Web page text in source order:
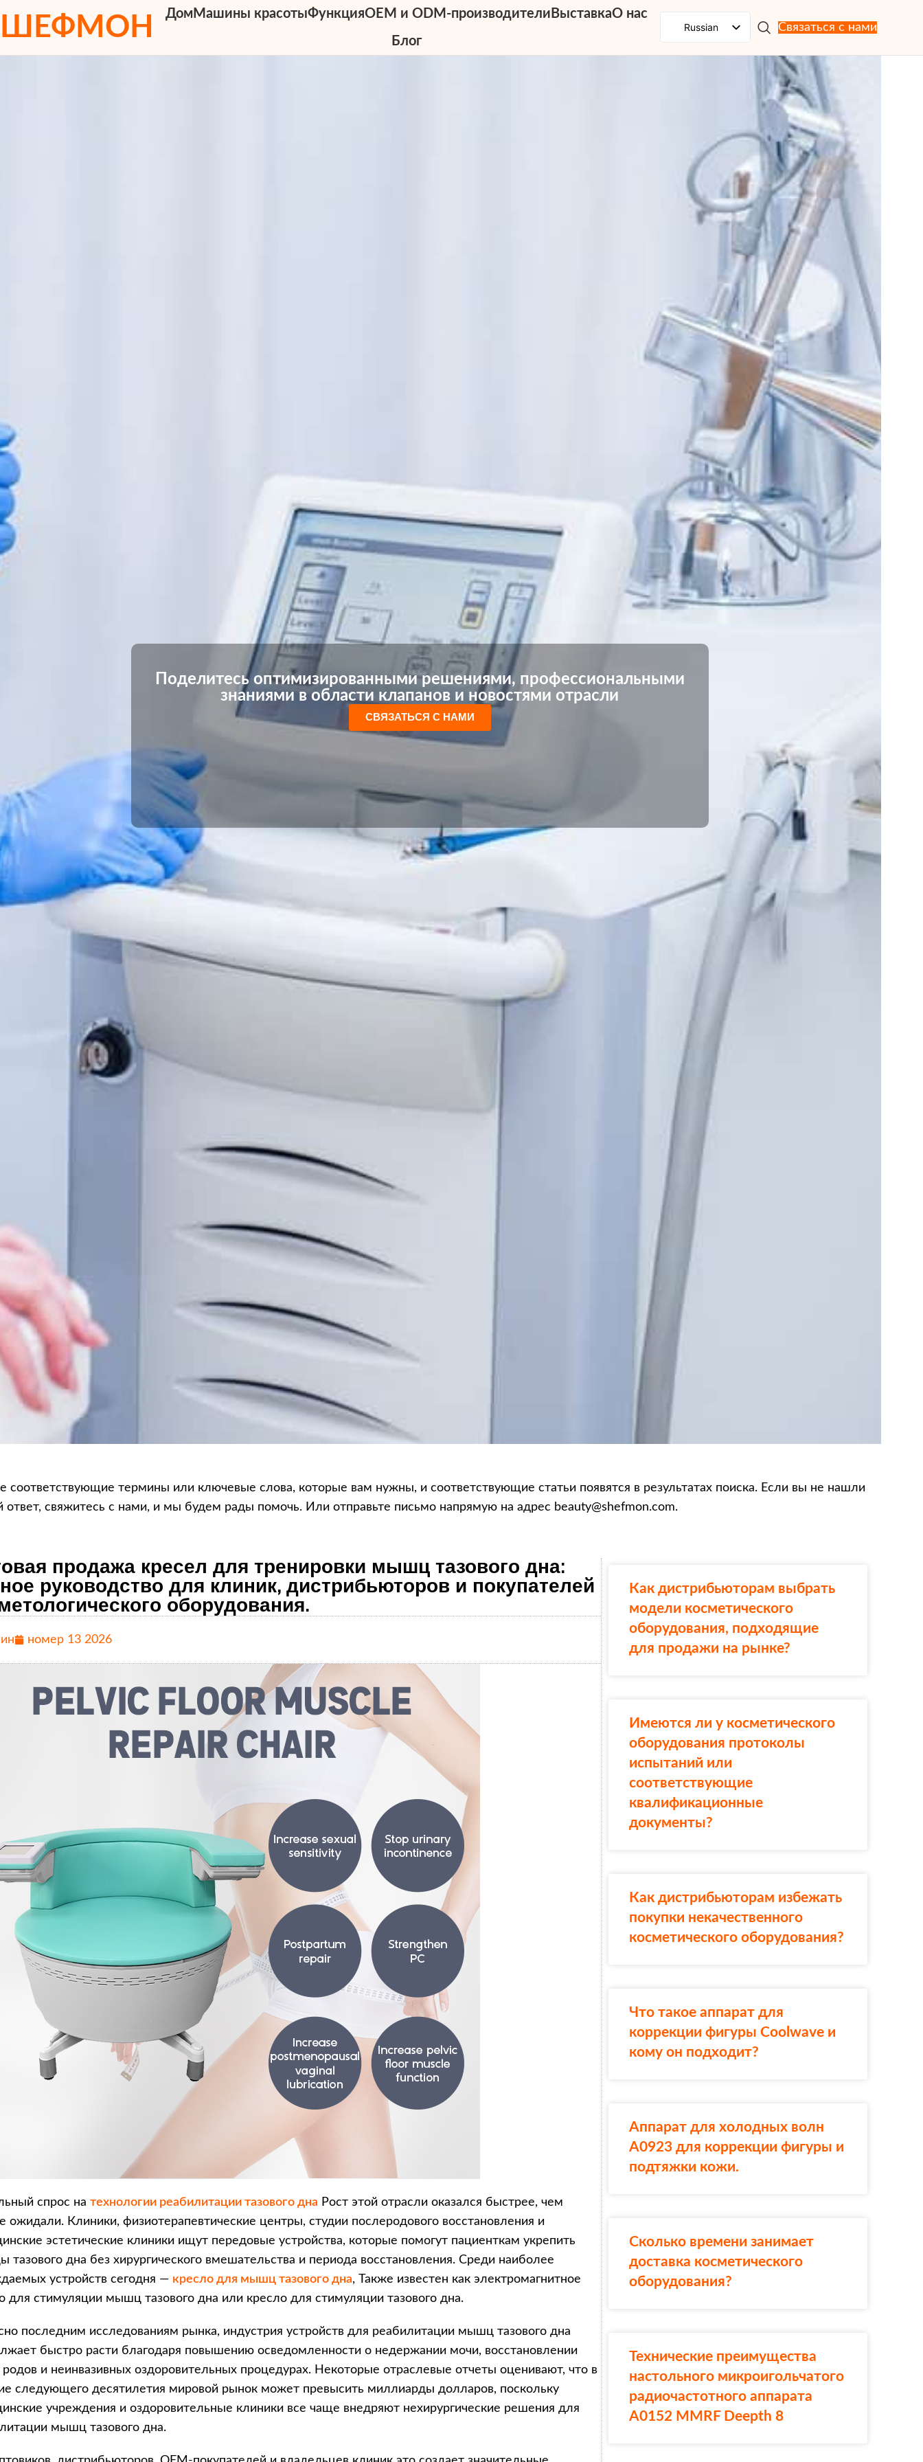
ШЕФМОН Дом Машины красотыФункцияOEM и ODM-производители ВыставкаО нас
Блог
Russian
Japanese
German
Korean
Italian
Связаться с нами
Поделитесь оптимизированными решениями, профессиональными
знаниями в области клапанов и новостями отрасли
СВЯЗАТЬСЯ С НАМИ
соответствующие термины или ключевые слова, которые вам нужны, и соответствующие статьи появятся в результатах поиска. Если вы не нашли
ответ, свяжитесь с нами, и мы будем рады помочь. Или отправьте письмо напрямую на адрес beauty@shefmon.com.
продажа кресел для тренировки мышц тазового дна:
руководство для клиник, дистрибьюторов и покупателей
оборудования.
номер 13 2026
спрос натехнологии реабилитации тазового дна Рост этой отрасли оказался быстрее, чем
ожидали. Клиники, физиотерапевтические центры, студии послеродового восстановления и
эстетические клиники ищут передовые устройства, которые помогут пациенткам укрепить
дна без хирургического вмешательства и периода восстановления. Среди наиболее
устройств сегодня — кресло для мышц тазового дна, Также известен как электромагнитное
для стимуляции мышц тазового дна или кресло для стимуляции тазового дна.
последним исследованиям рынка, индустрия устройств для реабилитации мышц тазового дна
быстро расти благодаря повышению осведомленности о недержании мочи, восстановлении
и неинвазивных оздоровительных процедурах. Некоторые отраслевые отчеты оценивают, что в
следующего десятилетия мировой рынок может превысить миллиарды долларов, поскольку
учреждения и оздоровительные клиники все чаще внедряют нехирургические решения для
мышц тазового дна.
Как дистрибьюторам выбрать
модели косметического
оборудования, подходящие
для продажи на рынке?
Имеются ли у косметического
оборудования протоколы
испытаний или
соответствующие
квалификационные
документы?
Как дистрибьюторам избежать
покупки некачественного
косметического оборудования?
Что такое аппарат для
коррекции фигуры Coolwave и
кому он подходит?
Аппарат для холодных волн
A0923 для коррекции фигуры и
подтяжки кожи.
Сколько времени занимает
доставка косметического
оборудования?
Технические преимущества
настольного микроигольчатого
радиочастотного аппарата
A0152 MMRF Deepth 8